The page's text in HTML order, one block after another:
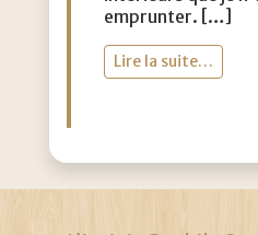
emprunter. […]
Lire la suite…